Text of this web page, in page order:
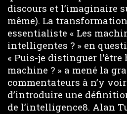
discours et l’imaginaire
même). La
essentialiste « Les
intelligentes ? » en
« Puis-je distinguer
machine ? » a mené la
commentateurs à n’y
d’introduire une
de l’intelligence8. Alan